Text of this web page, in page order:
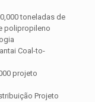
toneladas de
polipropileno
Coal-to-
projeto
Projeto